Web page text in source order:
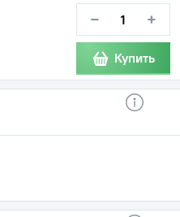
− +
Купить